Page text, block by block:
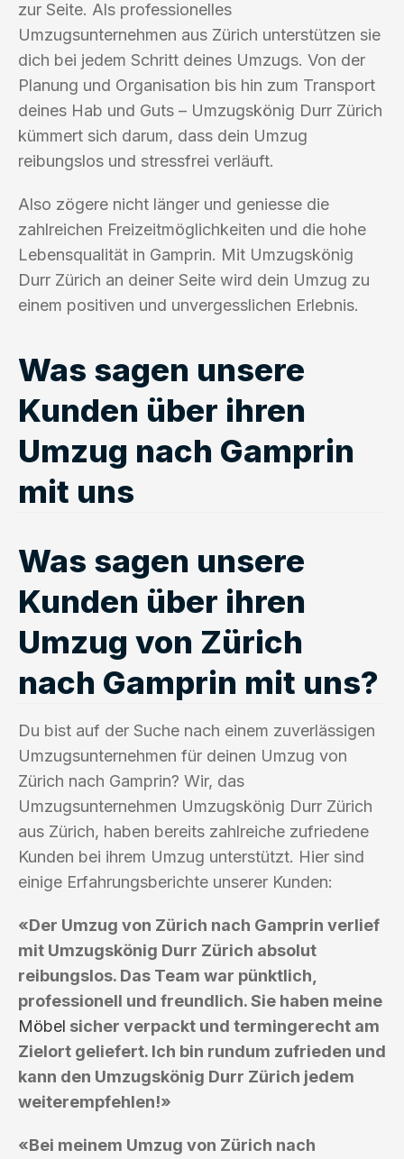
zur Seite. Als professionelles
Umzugsunternehmen aus Zürich unterstützen sie
dich bei jedem Schritt deines Umzugs. Von der
Planung und Organisation bis hin zum Transport
deines Hab und Guts – Umzugskönig Durr Zürich
kümmert sich darum, dass dein Umzug
reibungslos und stressfrei verläuft.
Also zögere nicht länger und geniesse die
zahlreichen Freizeitmöglichkeiten und die hohe
Lebensqualität in Gamprin. Mit Umzugskönig
Durr Zürich an deiner Seite wird dein Umzug zu
einem positiven und unvergesslichen Erlebnis.
Was sagen unsere
Kunden über ihren
Umzug nach Gamprin
mit uns
Was sagen unsere
Kunden über ihren
Umzug von Zürich
nach Gamprin mit uns?
Du bist auf der Suche nach einem zuverlässigen
Umzugsunternehmen für deinen Umzug von
Zürich nach Gamprin? Wir, das
Umzugsunternehmen Umzugskönig Durr Zürich
aus Zürich, haben bereits zahlreiche zufriedene
Kunden bei ihrem Umzug unterstützt. Hier sind
einige Erfahrungsberichte unserer Kunden:
«Der Umzug von Zürich nach Gamprin verlief
mit Umzugskönig Durr Zürich absolut
reibungslos. Das Team war pünktlich,
professionell und freundlich. Sie haben meine
Möbel sicher verpackt und termingerecht am
Zielort geliefert. Ich bin rundum zufrieden und
kann den Umzugskönig Durr Zürich jedem
weiterempfehlen!»
«Bei meinem Umzug von Zürich nach